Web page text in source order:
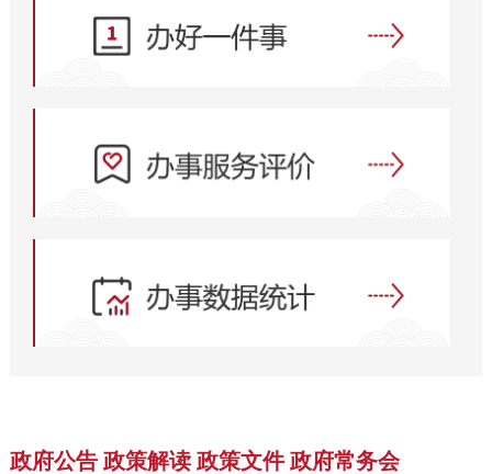
政府公告 政策解读 政策文件 政府常务会